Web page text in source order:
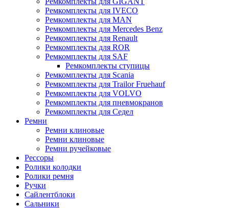
Ремкомплекты для IVECO
Ремкомплекты для MAN
Ремкомплекты для Mercedes Benz
Ремкомплекты для Renault
Ремкомплекты для ROR
Ремкомплекты для SAF
Ремкомплекты ступицы
Ремкомплекты для Scania
Ремкомплекты для Trailor Fruehauf
Ремкомплекты для VOLVO
Ремкомплекты для пневмокранов
Ремкомплекты для Седел
Ремни
Ремни клиновые
Ремни клиновые
Ремни ручейковые
Рессоры
Ролики колодки
Ролики ремня
Ручки
Сайлентблоки
Сальники